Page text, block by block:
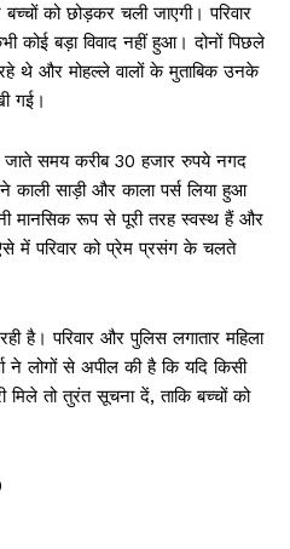
को छोड़कर चली जाएगी। परिवार
कोई बड़ा विवाद नहीं हुआ। दोनों पिछले
थे और मोहल्ले वालों के मुताबिक उनके
गई।
जाते समय करीब 30 हजार रुपये नगद
साड़ी और काला पर्स लिया हुआ
मानसिक रूप से पूरी तरह स्वस्थ हैं और
में परिवार को प्रेम प्रसंग के चलते
है। परिवार और पुलिस लगातार महिला
ने लोगों से अपील की है कि यदि किसी
मिले तो तुरंत सूचना दें, ताकि बच्चों को